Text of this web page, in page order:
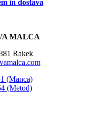
in dostava
MALCA
Rakek
(Manca)
(Metod)